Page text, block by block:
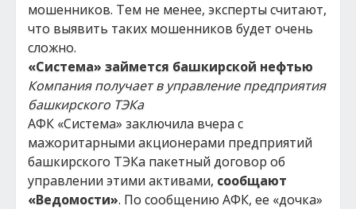
мошенников. Тем не менее, эксперты считают,
что выявить таких мошенников будет очень
сложно.
«Система» займется башкирской нефтью
Компания получает в управление предприятия
башкирского ТЭКа
АФК «Система» заключила вчера с
мажоритарными акционерами предприятий
башкирского ТЭКа пакетный договор об
управлении этими активами, сообщают
«Ведомости». По сообщению АФК, ее «дочка»